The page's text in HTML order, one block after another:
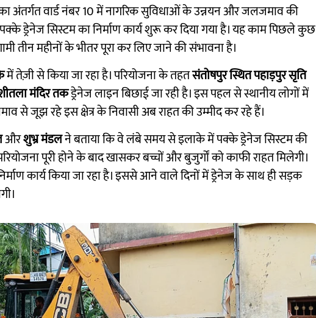
अंतर्गत वार्ड नंबर 10 में नागरिक सुविधाओं के उन्नयन और जलजमाव की
ड्रेनेज सिस्टम का निर्माण कार्य शुरू कर दिया गया है। यह काम पिछले कुछ
महीनों के भीतर पूरा कर लिए जाने की संभावना है।
में तेज़ी से किया जा रहा है। परियोजना के तहतसंतोषपुर स्थित पहाड़पुर सृति
मंदिर तकड्रेनेज लाइन बिछाई जा रही है। इस पहल से स्थानीय लोगों में
से जूझ रहे इस क्षेत्र के निवासी अब राहत की उम्मीद कर रहे हैं।
औरशुभ्र मंडलने बताया कि वे लंबे समय से इलाके में पक्के ड्रेनेज सिस्टम की
पूरी होने के बाद खासकर बच्चों और बुजुर्गों को काफी राहत मिलेगी।
कार्य किया जा रहा है। इससे आने वाले दिनों में ड्रेनेज के साथ ही सड़क